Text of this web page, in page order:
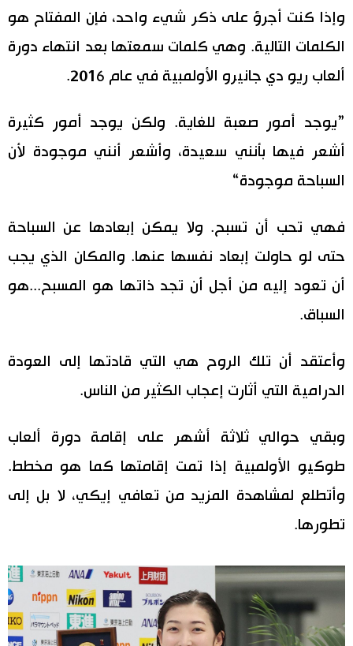
وإذا كنت أجرؤ على ذكر شيء واحد، فإن المفتاح هو
الكلمات التالية. وهي كلمات سمعتها بعد انتهاء دورة
ألعاب ريو دي جانيرو الأولمبية في عام 2016.
”يوجد أمور صعبة للغاية. ولكن يوجد أمور كثيرة
أشعر فيها بأنني سعيدة، وأشعر أنني موجودة لأن
السباحة موجودة“
فهي تحب أن تسبح. ولا يمكن إبعادها عن السباحة
حتى لو حاولت إبعاد نفسها عنها. والمكان الذي يجب
أن تعود إليه من أجل أن تجد ذاتها هو المسبح...هو
السباق.
وأعتقد أن تلك الروح هي التي قادتها إلى العودة
الدرامية التي أثارت إعجاب الكثير من الناس.
وبقي حوالي ثلاثة أشهر على إقامة دورة ألعاب
طوكيو الأولمبية إذا تمت إقامتها كما هو مخطط.
وأتطلع لمشاهدة المزيد من تعافي إيكي، لا بل إلى
تطورها.